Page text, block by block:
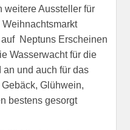
weitere Aussteller für
Neptuns Erscheinen
Wasserwacht für die
an und auch für das
Glühwein,
bestens gesorgt